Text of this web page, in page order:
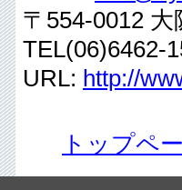
〒554-0012
TEL(06)6462-
URL: http://
トップペ